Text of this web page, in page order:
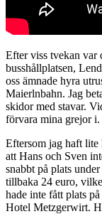
Efter viss tvekan var
busshållplatsen,
oss ämnade hyra
Maierlnbahn. Jag
skidor med stavar.
förvara mina grejor i.
Eftersom jag haft
att Hans och Sven
snabbt på plats
tillbaka 24 euro,
hade inte fått plats
Hotel Metzgerwirt.